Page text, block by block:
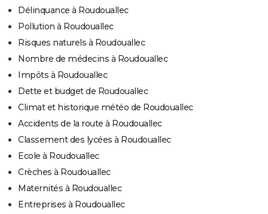
Délinquance à Roudouallec
Pollution à Roudouallec
Risques naturels à Roudouallec
Nombre de médecins à Roudouallec
Impôts à Roudouallec
Dette et budget de Roudouallec
Climat et historique météo de Roudouallec
Accidents de la route à Roudouallec
Classement des lycées à Roudouallec
Ecole à Roudouallec
Crèches à Roudouallec
Maternités à Roudouallec
Entreprises à Roudouallec